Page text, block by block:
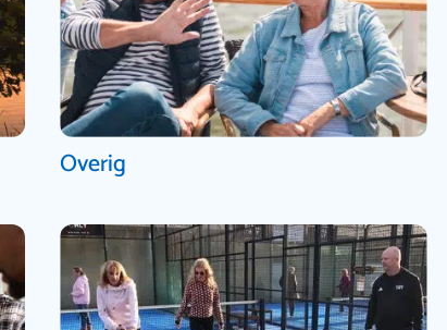
Overig